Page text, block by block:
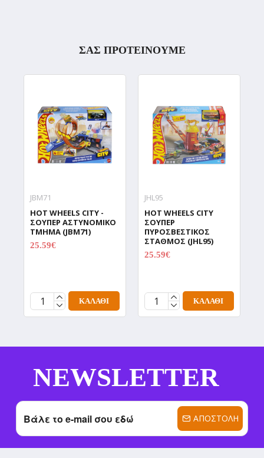
ΣΑΣ ΠΡΟΤΕΙΝΟΥΜΕ
JBM71
HOT WHEELS CITY -
ΣΟΥΠΕΡ ΑΣΤΥΝΟΜΙΚΟ
ΤΜΗΜΑ (JBM71)
25.59€
ΚΑΛΆΘΙ
JHL95
HOT WHEELS CITY
ΣΟΥΠΕΡ
ΠΥΡΟΣΒΕΣΤΙΚΟΣ
ΣΤΑΘΜΟΣ (JHL95)
25.59€
ΚΑΛΆΘΙ
NEWSLETTER
ΑΠΟΣΤΟΛΉ